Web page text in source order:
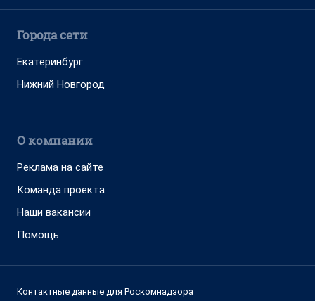
Города сети
Екатеринбург
Нижний Новгород
О компании
Реклама на сайте
Команда проекта
Наши вакансии
Помощь
Контактные данные для Роскомнадзора